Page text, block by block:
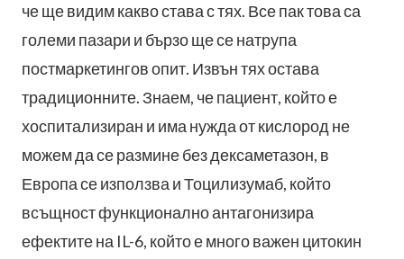
че ще видим какво става с тях. Все пак това са
големи пазари и бързо ще се натрупа
постмаркетингов опит. Извън тях остава
традиционните. Знаем, че пациент, който е
хоспитализиран и има нужда от кислород не
можем да се размине без дексаметазон, в
Европа се използва и Тоцилизумаб, който
всъщност функционално антагонизира
ефектите на IL-6, който е много важен цитокин